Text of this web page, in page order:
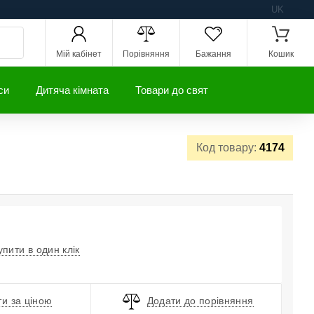
UK
Мій кабінет Порівняння Бажання Кошик
Дитяча кімната Товари до свят
Код товару: 4174
в один клік
за ціною Додати до порівняння